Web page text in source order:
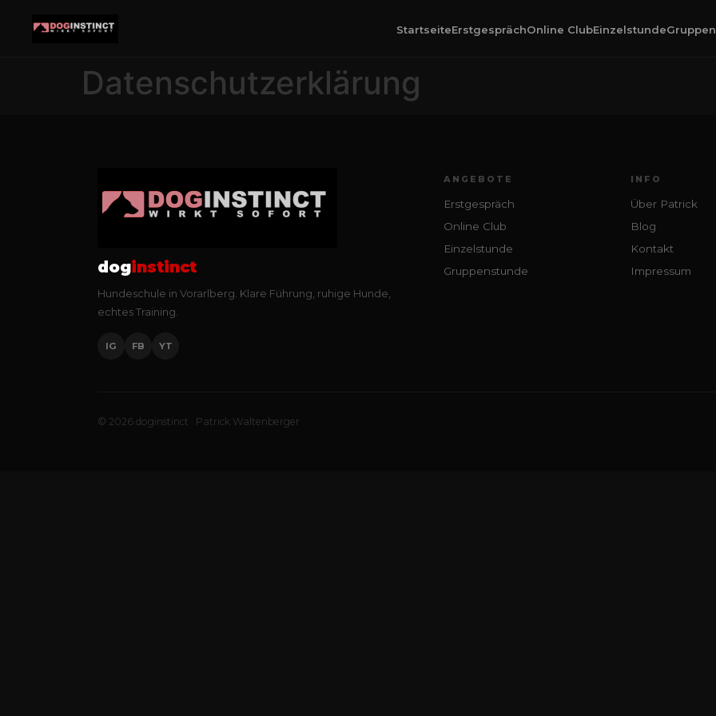
StartseiteErstgesprächOnline ClubEinzelstunde
Datenschutzerklärung
doginstinct
Hundeschule in Vorarlberg. Klare Führung, ruhige Hunde,
echtes Training.
IG FB YT
ANGEBOTE
Erstgespräch
Online Club
Einzelstunde
Gruppenstunde
INFO
Über Patrick
Blog
Kontakt
Impressum
© 2026 doginstinct · Patrick Waltenberger